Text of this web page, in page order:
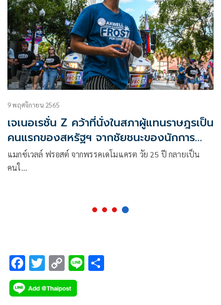
9 พฤศจิกายน 2565
เจเนอเรชั่น Z คว้าที่นั่งในสภาผู้แทนราษฎรเป็น
คนแรกของสหรัฐฯ จากชัยชนะของนักการ
เมืองหนุ่มอายุ 25 ปี
แมกซ์เวลล์ ฟรอสต์ จากพรรคเดโมแครต วัย 25 ปี กลายเป็น
คนใ…
F
ac
e
T
wi
tt
C
o
p
Li